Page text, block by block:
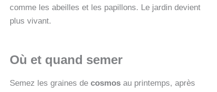
comme les abeilles et les papillons. Le jardin devient
plus vivant.
Où et quand semer
Semez les graines de cosmos au printemps, après